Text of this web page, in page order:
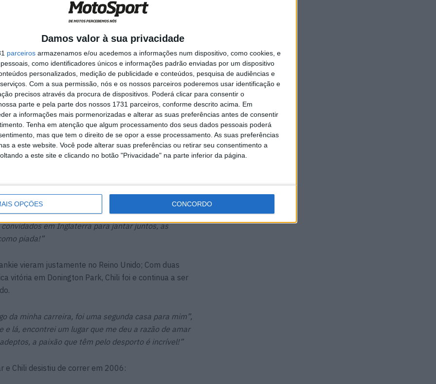
Damos valor à sua privacidade
parceiros armazenamos e/ou acedemos a informações num dispositivo, como cookies, e
como identificadores únicos e informações padrão enviadas por um dispositivo
personalizados, medição de publicidade e conteúdos, pesquisa de audiências e
Com a sua permissão, nós e os nossos parceiros poderemos usar identificação e
precisos através da procura de dispositivos. Poderá clicar para consentir o
parte e pela parte dos nossos 1731 parceiros, conforme descrito acima. Em
a informações mais pormenorizadas e alterar as suas preferências antes de consentir
Tenha em atenção que algum processamento dos seus dados pessoais poderá
mas que tem o direito de se opor a esse processamento. As suas preferências
a este website. Você pode alterar suas preferências ou retirar seu consentimento a
a este site e clicando no botão "Privacidade" na parte inferior da página.
OPÇÕES CONCORDO
a sua rivalidade com Fogarty: “A minha rivalidade
não era muito técnico na moto, mas podia ser rápido
porque a Ducati tinha duas equipas de fábrica e
erro na última volta da Corrida 2 em Assen e cai na
Sentei-me com o Carl em 1999 e recuperámos o
ainda pensam que não somos amigos. Gozámos
em Inglaterra para jantar juntos, as
piada!”
vieram justamente no Reino Unido; Com duas
vitória em Donington Park, Chili foi e continua a ser
da minha carreira, foi uma segunda casa para mim”,
e lá, encontrei um lugar que me deu a razão de amar
a paixão que têm pelo desporto é incrível!”
e Chili desistiu de correr em 2006: